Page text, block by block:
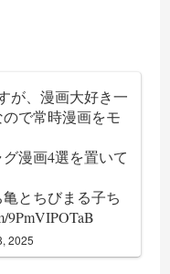
が、漫画大好き一
で常時漫画をモ
漫画4選を置いて
とちびまる子ち
9PmVIPOTaB
2025